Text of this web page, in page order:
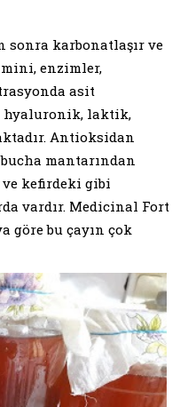
sonra karbonatlaşır ve
enzimler,
asit
hyaluronik, laktik,
Antioksidan
mantarından
kefirdeki gibi
vardır. Medicinal Fort
göre bu çayın çok